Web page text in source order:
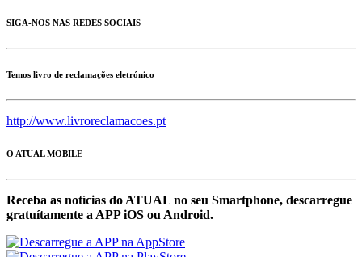
SIGA-NOS NAS REDES SOCIAIS
Temos livro de reclamações eletrónico
http://www.livroreclamacoes.pt
O ATUAL MOBILE
Receba as notícias do ATUAL no seu Smartphone, descarregue
gratuítamente a APP iOS ou Android.